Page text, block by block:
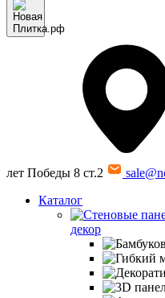
лет Победы 8 ст.2
Каталог
декор